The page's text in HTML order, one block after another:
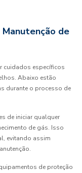
de
cuidados específicos
Abaixo estão
durante o processo de
de iniciar qualquer
de gás. Isso
evitando assim
de proteção